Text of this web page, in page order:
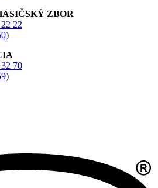
ZBOR
22
)
70
)